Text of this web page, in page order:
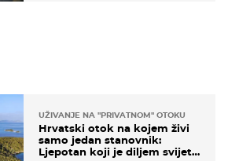
UŽIVANJE NA "PRIVATNOM" OTOKU
Hrvatski otok na kojem živi
samo jedan stanovnik:
Ljepotan koji je diljem svijeta